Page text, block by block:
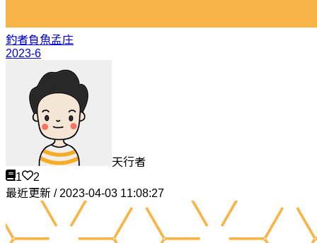
釣者負魚孟庄
2023-6
天行者
1
2
最近更新 / 2023-04-03 11:08:27